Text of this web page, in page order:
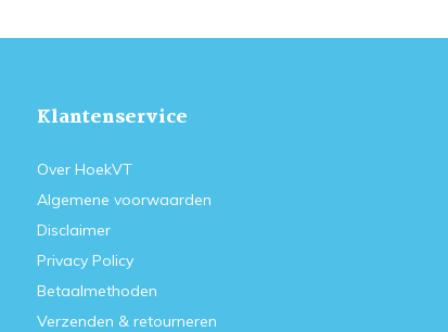
Klantenservice
Over HoekVT
Algemene voorwaarden
Disclaimer
Privacy Policy
Betaalmethoden
Verzenden & retourneren